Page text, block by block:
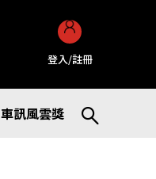
登入/註冊
車訊風雲獎